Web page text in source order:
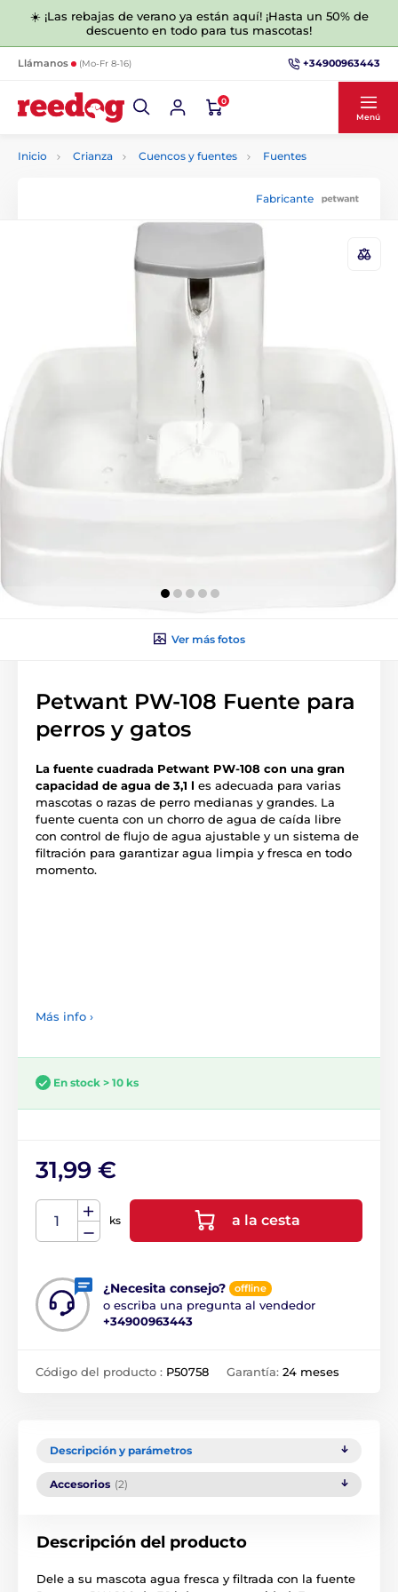
☀️ ¡Las rebajas de verano ya están aquí! ¡Hasta un 50% de
descuento en todo para tus mascotas!
Llámanos (Mo-Fr 8-16) +34900963443
0
Menú
Inicio Crianza Cuencos y fuentes Fuentes
Fabricante
Ver más fotos
Petwant PW-108 Fuente para
perros y gatos
La fuente cuadrada Petwant PW-108 con una gran
capacidad de agua de 3,1 l es adecuada para varias
mascotas o razas de perro medianas y grandes. La
fuente cuenta con un chorro de agua de caída libre
con control de flujo de agua ajustable y un sistema de
filtración para garantizar agua limpia y fresca en todo
momento.
Más info ›
En stock > 10 ks
31,99 €
ks a la cesta
¿Necesita consejo? offline
o escriba una pregunta al vendedor
+34900963443
Código del producto : P50758 Garantía: 24 meses
Descripción y parámetros
Accesorios (2)
Descripción del producto
Dele a su mascota agua fresca y filtrada con la fuente